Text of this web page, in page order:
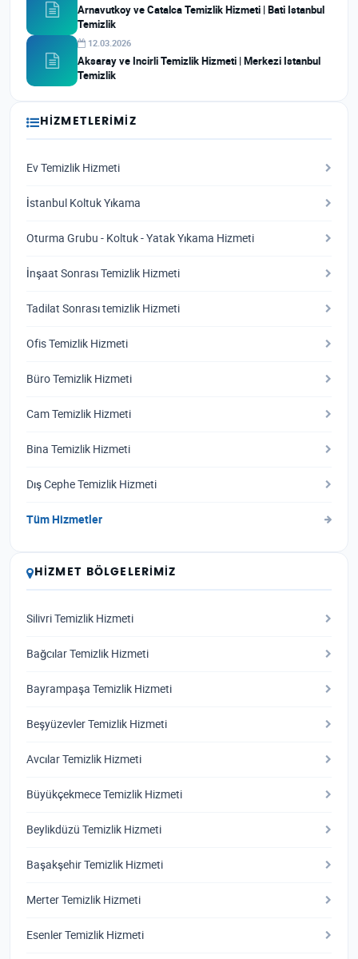
Arnavutkoy ve Catalca Temizlik Hizmeti | Bati Istanbul
Temizlik
12.03.2026
Aksaray ve Incirli Temizlik Hizmeti | Merkezi Istanbul
Temizlik
HIZMETLERIMIZ
Ev Temizlik Hizmeti
İstanbul Koltuk Yıkama
Oturma Grubu - Koltuk - Yatak Yıkama Hizmeti
İnşaat Sonrası Temizlik Hizmeti
Tadilat Sonrası temizlik Hizmeti
Ofis Temizlik Hizmeti
Büro Temizlik Hizmeti
Cam Temizlik Hizmeti
Bina Temizlik Hizmeti
Dış Cephe Temizlik Hizmeti
Tüm Hizmetler
HIZMET BÖLGELERIMIZ
Silivri Temizlik Hizmeti
Bağcılar Temizlik Hizmeti
Bayrampaşa Temizlik Hizmeti
Beşyüzevler Temizlik Hizmeti
Avcılar Temizlik Hizmeti
Büyükçekmece Temizlik Hizmeti
Beylikdüzü Temizlik Hizmeti
Başakşehir Temizlik Hizmeti
Merter Temizlik Hizmeti
Esenler Temizlik Hizmeti